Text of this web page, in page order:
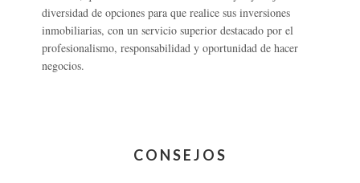
diversidad de opciones para que realice sus inversiones
inmobiliarias, con un servicio superior destacado por el
profesionalismo, responsabilidad y oportunidad de hacer
negocios.
CONSEJOS